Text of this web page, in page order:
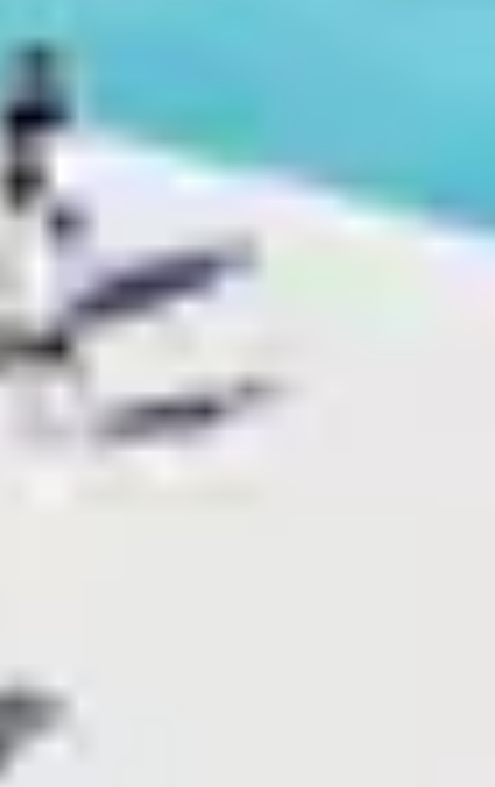
Village vacances bébé
Village vacances ados
Village vacances monoparental
Village vacances groupe
Village vacances séniors
Club vacances couple
Club vacances célibataire
Club vacances chiens admis
pension complète, en demi-pension ou en
de votre séjour à votre rythme.